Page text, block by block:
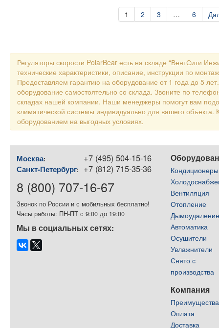
1 2 3 … 6
Регуляторы скорости PolarBear есть на складе “ВентСити
технические характеристики, описание, инструкции по
Предоставляем гарантию на оборудование от 1 года до 5
оборудование самостоятельно со склада. Звоните по
складах нашей компании. Наши менеджеры помогут вам
климатической системы индивидуально для вашего
оборудованием на выгодных условиях.
Москва: +7 (495) 504-15-16
Санкт-Петербург: +7 (812) 715-35-36
8 (800) 707-16-67
Звонок по России и с мобильных бесплатно!
Часы работы: ПН-ПТ с 9:00 до 19:00
Мы в социальных сетях:
Кондиционеры
Вентиляция
Отопление
Автоматика
Осушители
Увлажнители
Снято с
производства
Компания
Преимущества
Оплата
Доставка